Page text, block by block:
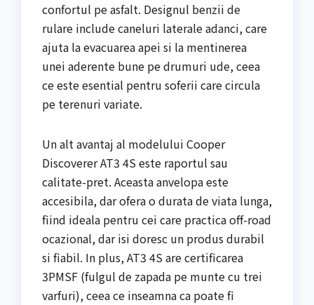
confortul pe asfalt. Designul benzii de
rulare include caneluri laterale adanci, care
ajuta la evacuarea apei si la mentinerea
unei aderente bune pe drumuri ude, ceea
ce este esential pentru soferii care circula
pe terenuri variate.
Un alt avantaj al modelului Cooper
Discoverer AT3 4S este raportul sau
calitate-pret. Aceasta anvelopa este
accesibila, dar ofera o durata de viata lunga,
fiind ideala pentru cei care practica off-road
ocazional, dar isi doresc un produs durabil
si fiabil. In plus, AT3 4S are certificarea
3PMSF (fulgul de zapada pe munte cu trei
varfuri), ceea ce inseamna ca poate fi